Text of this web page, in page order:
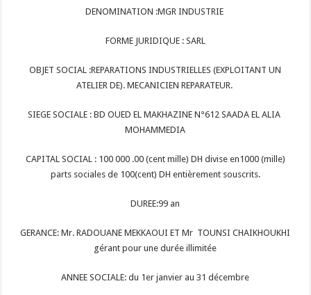
DENOMINATION :MGR INDUSTRIE
FORME JURIDIQUE : SARL
OBJET SOCIAL :REPARATIONS INDUSTRIELLES (EXPLOITANT UN
ATELIER DE). MECANICIEN REPARATEUR.
SIEGE SOCIALE : BD OUED EL MAKHAZINE N°612 SAADA EL ALIA
MOHAMMEDIA
CAPITAL SOCIAL : 100 000 .00 (cent mille) DH divise en1000 (mille)
parts sociales de 100(cent) DH entièrement souscrits.
DUREE:99 an
GERANCE: Mr. RADOUANE MEKKAOUI ET Mr TOUNSI CHAIKHOUKHI
gérant pour une durée illimitée
ANNEE SOCIALE: du 1er janvier au 31 décembre